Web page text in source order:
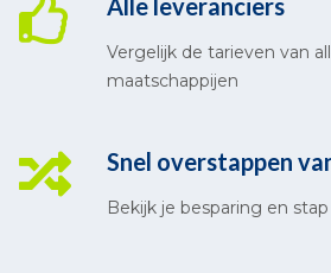
Alle leveranciers
Vergelijk de tarieven van
maatschappijen
Snel overstappen
Bekijk je besparing en